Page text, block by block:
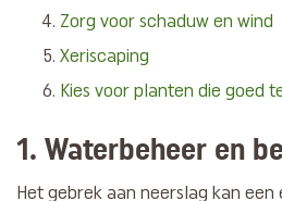
Zorg voor schaduw en wind
Xeriscaping
Kies voor planten die goed
1. Waterbeheer en
Het gebrek aan neerslag kan